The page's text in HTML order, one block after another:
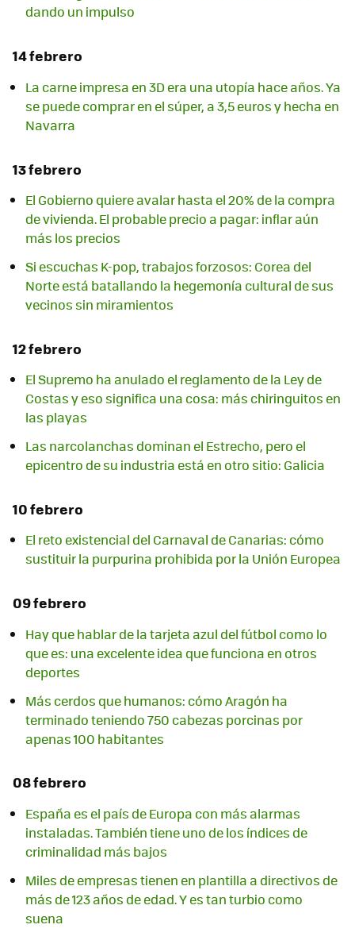
dando un impulso
14 febrero
La carne impresa en 3D era una utopía hace años. Ya
se puede comprar en el súper, a 3,5 euros y hecha en
Navarra
13 febrero
El Gobierno quiere avalar hasta el 20% de la compra
de vivienda. El probable precio a pagar: inflar aún
más los precios
Si escuchas K-pop, trabajos forzosos: Corea del
Norte está batallando la hegemonía cultural de sus
vecinos sin miramientos
12 febrero
El Supremo ha anulado el reglamento de la Ley de
Costas y eso significa una cosa: más chiringuitos en
las playas
Las narcolanchas dominan el Estrecho, pero el
epicentro de su industria está en otro sitio: Galicia
10 febrero
El reto existencial del Carnaval de Canarias: cómo
sustituir la purpurina prohibida por la Unión Europea
09 febrero
Hay que hablar de la tarjeta azul del fútbol como lo
que es: una excelente idea que funciona en otros
deportes
Más cerdos que humanos: cómo Aragón ha
terminado teniendo 750 cabezas porcinas por
apenas 100 habitantes
08 febrero
España es el país de Europa con más alarmas
instaladas. También tiene uno de los índices de
criminalidad más bajos
Miles de empresas tienen en plantilla a directivos de
más de 123 años de edad. Y es tan turbio como
suena